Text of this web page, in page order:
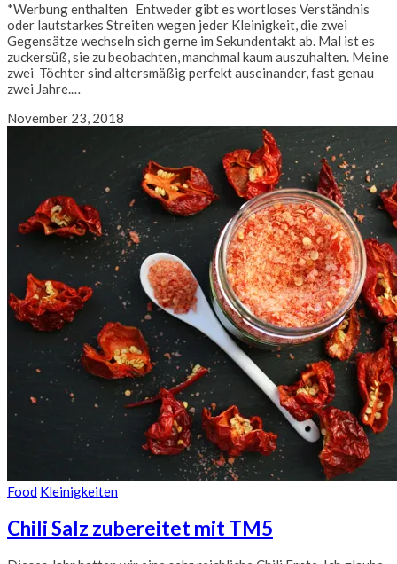
*Werbung enthalten Entweder gibt es wortloses Verständnis
oder lautstarkes Streiten wegen jeder Kleinigkeit, die zwei
Gegensätze wechseln sich gerne im Sekundentakt ab. Mal ist es
zuckersüß, sie zu beobachten, manchmal kaum auszuhalten. Meine
zwei Töchter sind altersmäßig perfekt auseinander, fast genau
zwei Jahre.…
November 23, 2018
Food Kleinigkeiten
Chili Salz zubereitet mit TM5